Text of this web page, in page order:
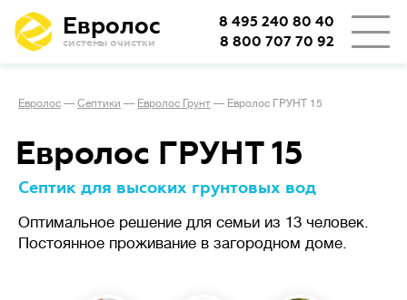
Евролос
системы очистки
8 495 240 80 40
8 800 707 70 92
Евролос — Септики — Евролос Грунт — Евролос ГРУНТ 15
Евролос ГРУНТ 15
Септик для высоких грунтовых вод
Оптимальное решение для семьи из 13 человек.
Постоянное проживание в загородном доме.
станции.Сезонноепроживание
(дача или дом выходного дня)